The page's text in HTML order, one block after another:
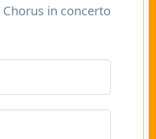
in concerto